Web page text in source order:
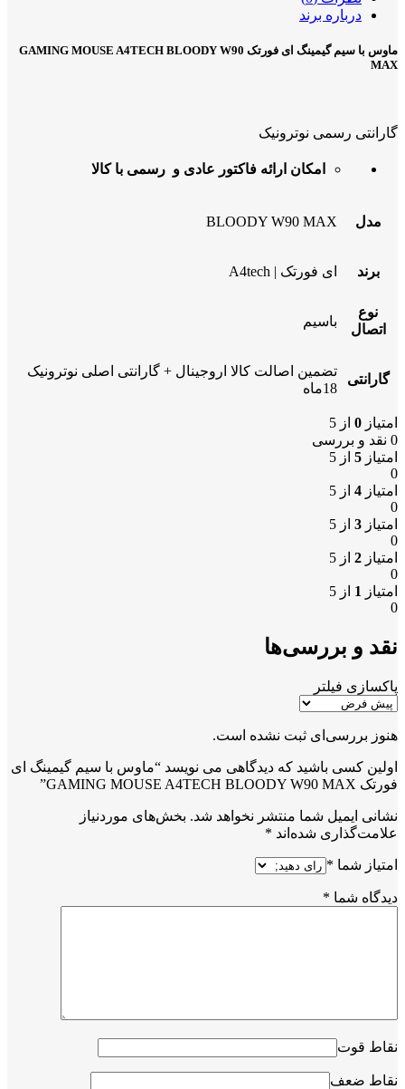
درباره برند
ماوس با سیم گیمینگ ای فورتک GAMING MOUSE A4TECH BLOODY W90
MAX
گارانتی رسمی نوترونیک
امکان ارائه فاکتور عادی و رسمی با کالا
مدل BLOODY W90 MAX
برند ای فورتک | A4tech
نوع
اتصال
باسیم
گارانتی
تضمین اصالت کالا اروجینال + گارانتی اصلی نوترونیک
18ماه
امتیاز 0 از 5
0 نقد و بررسی
امتیاز 5 از 5
0
امتیاز 4 از 5
0
امتیاز 3 از 5
0
امتیاز 2 از 5
0
امتیاز 1 از 5
0
نقد و بررسی‌ها
پاکسازی فیلتر
هنوز بررسی‌ای ثبت نشده است.
اولین کسی باشید که دیدگاهی می نویسد “ماوس با سیم گیمینگ ای
فورتک GAMING MOUSE A4TECH BLOODY W90 MAX”
نشانی ایمیل شما منتشر نخواهد شد. بخش‌های موردنیاز
علامت‌گذاری شده‌اند *
امتیاز شما *
دیدگاه شما *
نقاط قوت
نقاط ضعف